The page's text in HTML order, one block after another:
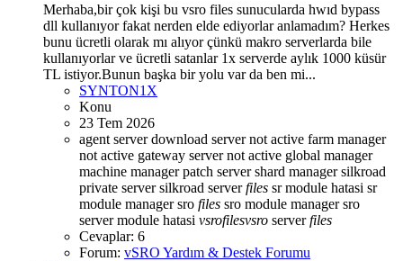
Merhaba,bir çok kişi bu vsro files sunucularda hwıd bypass
dll kullanıyor fakat nerden elde ediyorlar anlamadım? Herkes
bunu ücretli olarak mı alıyor çünkü makro serverlarda bile
kullanıyorlar ve ücretli satanlar 1x serverde aylık 1000 küsür
TL istiyor.Bunun başka bir yolu var da ben mi...
SYNTON1X
Konu
23 Tem 2026
agent serverdownload server not active farm manager
not active gateway server not active global manager
machine managerpatch servershard managersilkroad
private serversilkroad serverfiles sr module hatasi sr
module managersro files sro module managersro
server module hatasi vsrofilesvsro serverfiles
Cevaplar: 6
Forum: vSRO Yardım & Destek Forumu